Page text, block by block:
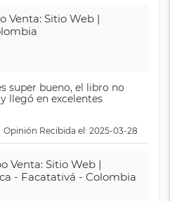
Venta: Sitio Web |
super bueno, el libro no
llegó en excelentes
Opinión Recibida el: 2025-03-28
Venta: Sitio Web |
- Facatativá - Colombia